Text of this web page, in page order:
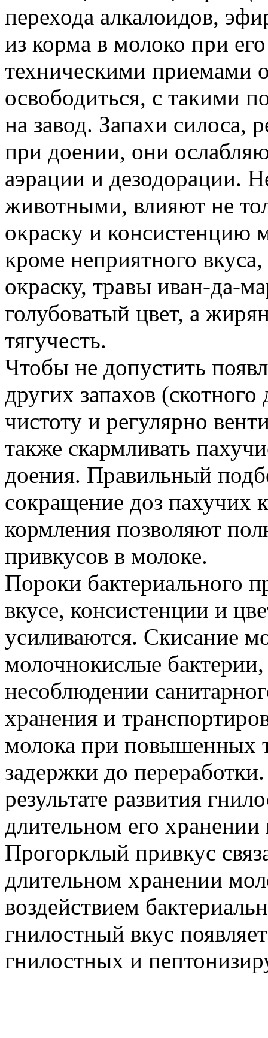
перехода алкалоидов,
из корма в молоко при
техническими приемами
освободиться, с такими
на завод. Запахи силоса,
при доении, они
аэрации и дезодорации.
животными, влияют не
окраску и консистенцию
кроме неприятного
окраску, травы иван-да-
голубоватый цвет, а
тягучесть.
Чтобы не допустить
других запахов
чистоту и регулярно
также скармливать
доения. Правильный
сокращение доз
кормления позволяют
привкусов в молоке.
Пороки бактериального
вкусе, консистенции и
усиливаются. Скисание
молочнокислые
несоблюдении
хранения и
молока при повышенных
задержки до
результате развития
длительном его
Прогорклый привкус
длительном хранении
воздействием
гнилостный вкус
гнилостных и